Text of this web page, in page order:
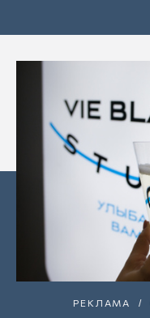
РЕКЛАМА